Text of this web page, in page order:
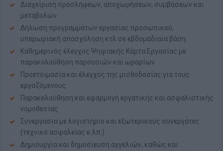
Διαχείριση προσλήψεων, αποχωρήσεων, συμβάσεων και
μεταβολών
Δήλωση προγραμμάτων εργασίας προσωπικού,
υπερωριακή απασχόληση κτλ σε εβδομαδιαία βάση.
Καθημερινός έλεγχος Ψηφιακής Κάρτα Εργασίας με
παρακολούθηση παρουσιών και ωραρίων
Προετοιμασία και έλεγχος της μισθοδοσίας για τους
εργαζόμενους
Παρακολούθηση και εφαρμογή εργατικής και ασφαλιστικής
νομοθεσίας
Συνεργασία με λογιστήριο και εξωτερικούς συνεργάτες
(τεχνικό ασφαλείας κ.λπ.)
Δημιουργία και δημοσίευση αγγελιών, καθώς και